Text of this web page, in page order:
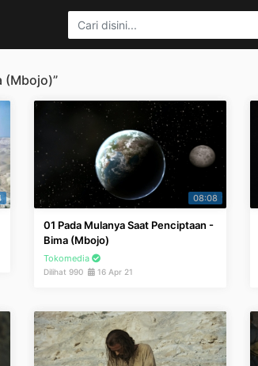
(Mbojo)”
08:08
01 Pada Mulanya Saat Penciptaan -
Bima (Mbojo)
Tokomedia
Dilihat 990 16 Apr 21